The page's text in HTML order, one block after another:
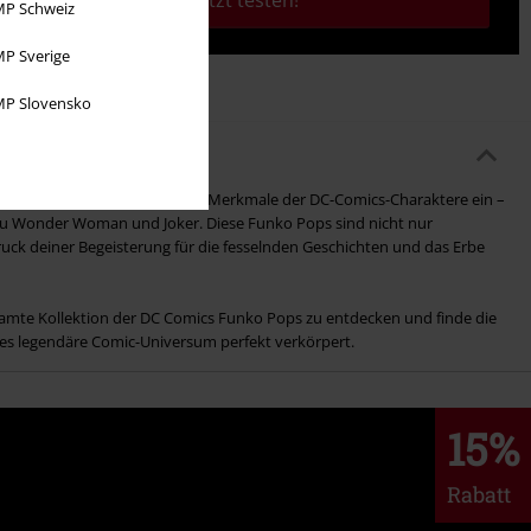
Schweiz
Sverige
Slovensko
fängt die charakteristischen Merkmale der DC-Comics-Charaktere ein –
Woman und Joker. Diese Funko Pops sind nicht nur
deiner Begeisterung für die fesselnden Geschichten und das Erbe
Kollektion der DC Comics Funko Pops zu entdecken und finde die
legendäre Comic-Universum perfekt verkörpert.
15%
Rabatt